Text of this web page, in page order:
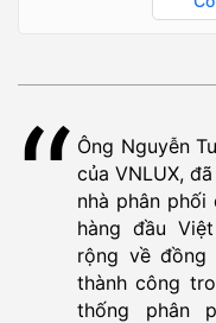
Ông Nguyễn
của VNLUX,
nhà phân
hàng đầu
rộng về đồng
thành công
thống phân